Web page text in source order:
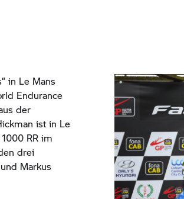
in Le Mans
Endurance
der
ist in Le
RR im
drei
Markus